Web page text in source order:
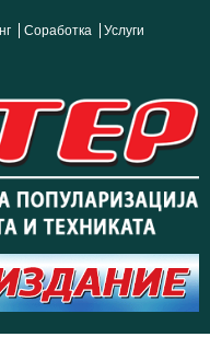
Соработка
Услуги